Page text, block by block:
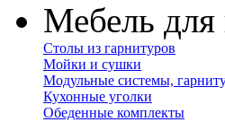
Мебель для
Столы из гарнитуров
Мойки и сушки
Модульные системы,
Кухонные уголки
Обеденные комплекты